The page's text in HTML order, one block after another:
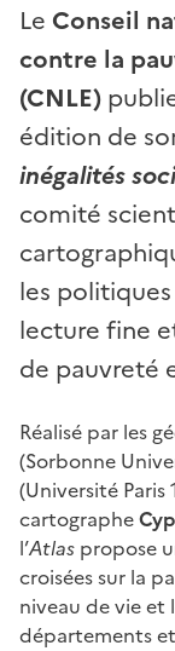
Le Conseil
contre la
(CNLE)
édition de
inégalités
comité
les
lecture fine
de pauvreté
Réalisé par les
(Sorbonne
(Université
cartographe
l’Atlas propose
croisées sur la
niveau de vie et
départements